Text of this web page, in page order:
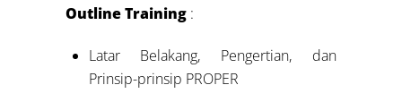
Outline Training :
Latar Belakang, Pengertian, dan
Prinsip-prinsip PROPER